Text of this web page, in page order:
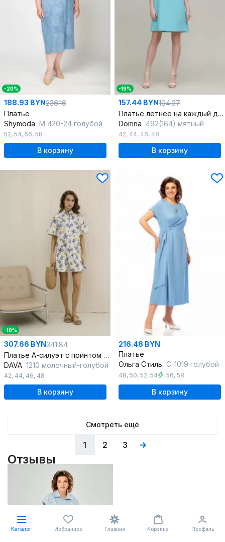
-20%
188.93 BYN236.16
Платье
Shymoda М 420-24 голубой
52, 54, 56, 58
В корзину
-19%
157.44 BYN194.37
Платье летнее на каждый день, легкое, с длинной длиной
Domna 492(164) мятный
42, 44, 46, 48
В корзину
-10%
307.66 BYN341.84
Платье А-силуэт с принтом и оборкой для летнего гардероба
DAVA 1210 молочный-голубой
42, 44, 46, 48
В корзину
216.48 BYN
Платье
Ольга Стиль С-1019 голубой
48, 50, 52, 54 , 56, 58
В корзину
Смотреть ещё
1 2 3
Отзывы
Каталог Избранное Главная Корзина Профиль